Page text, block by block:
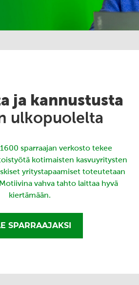
ja kannustusta
ulkopuolelta
sparraajan verkosto tekee
kotimaisten kasvuyritysten
yritystapaamiset toteutetaan
vahva tahto laittaa hyvä
kiertämään.
SPARRAAJAKSI